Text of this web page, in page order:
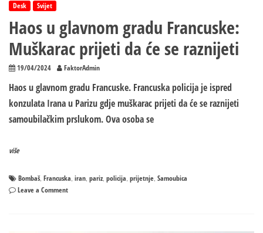
Desk Svijet
Haos u glavnom gradu Francuske:
Muškarac prijeti da će se raznijeti
19/04/2024 FaktorAdmin
Haos u glavnom gradu Francuske. Francuska policija je ispred
konzulata Irana u Parizu gdje muškarac prijeti da će se raznijeti
samoubilačkim prslukom. Ova osoba se
više
Bombaš, Francuska, iran, pariz, policija, prijetnje, Samoubica
Leave a Commenton